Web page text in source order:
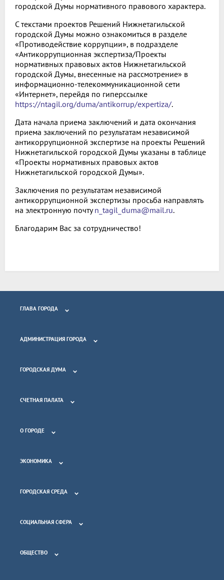
городской Думы нормативного правового характера.
С текстами проектов Решений Нижнетагильской
городской Думы можно ознакомиться в разделе
«Противодействие коррупции», в подразделе
«Антикоррупционная экспертиза/Проекты
нормативных правовых актов Нижнетагильской
городской Думы, внесенные на рассмотрение» в
информационно-телекоммуникационной сети
«Интернет», перейдя по гиперссылке
https://ntagil.org/duma/antikorrup/expertiza/.
Дата начала приема заключений и дата окончания
приема заключений по результатам независимой
антикоррупционной экспертизе на проекты Решений
Нижнетагильской городской Думы указаны в таблице
«Проекты нормативных правовых актов
Нижнетагильской городской Думы».
Заключения по результатам независимой
антикоррупционной экспертизы просьба направлять
на электронную почтуn_tagil_duma@mail.ru.
Благодарим Вас за сотрудничество!
ГЛАВА ГОРОДА
АДМИНИСТРАЦИЯ ГОРОДА
ГОРОДСКАЯ ДУМА
СЧЕТНАЯ ПАЛАТА
О ГОРОДЕ
ЭКОНОМИКА
ГОРОДСКАЯ СРЕДА
СОЦИАЛЬНАЯ СФЕРА
ОБЩЕСТВО